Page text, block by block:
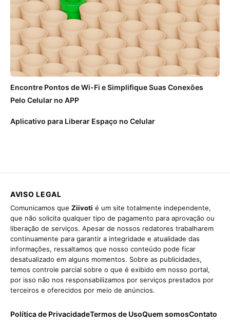
Encontre Pontos de Wi-Fi e Simplifique Suas Conexões
Pelo Celular no APP
Aplicativo para Liberar Espaço no Celular
AVISO LEGAL
Comunicamos que Ziivoti é um site totalmente independente,
que não solicita qualquer tipo de pagamento para aprovação ou
liberação de serviços. Apesar de nossos redatores trabalharem
continuamente para garantir a integridade e atualidade das
informações, ressaltamos que nosso conteúdo pode ficar
desatualizado em alguns momentos. Sobre as publicidades,
temos controle parcial sobre o que é exibido em nosso portal,
por isso não nos responsabilizamos por serviços prestados por
terceiros e oferecidos por meio de anúncios.
Política de PrivacidadeTermos de UsoQuem somosContato